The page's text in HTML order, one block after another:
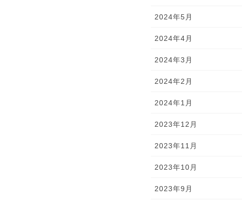
2024年5月
2024年4月
2024年3月
2024年2月
2024年1月
2023年12月
2023年11月
2023年10月
2023年9月